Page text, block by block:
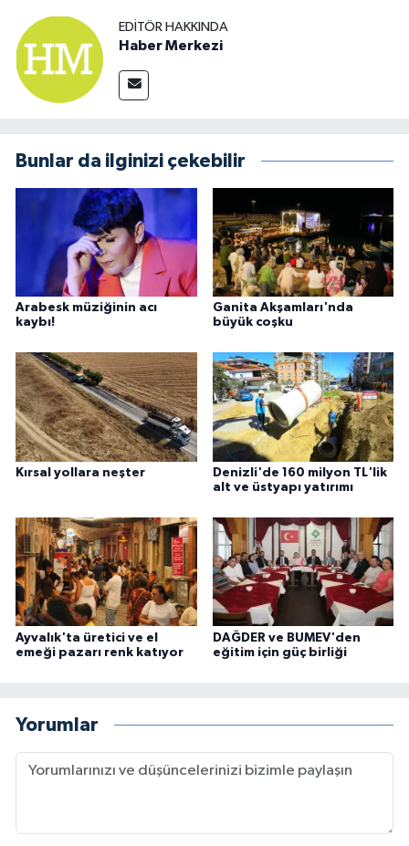
EDITÖR HAKKINDA
Haber Merkezi
Bunlar da ilginizi çekebilir
Arabesk müziğinin acı
kaybı!
Ganita Akşamları'nda
büyük coşku
Kırsal yollara neşter
Denizli'de 160 milyon TL'lik
alt ve üstyapı yatırımı
Ayvalık'ta üretici ve el
emeği pazarı renk katıyor
DAĞDER ve BUMEV'den
eğitim için güç birliği
Yorumlar